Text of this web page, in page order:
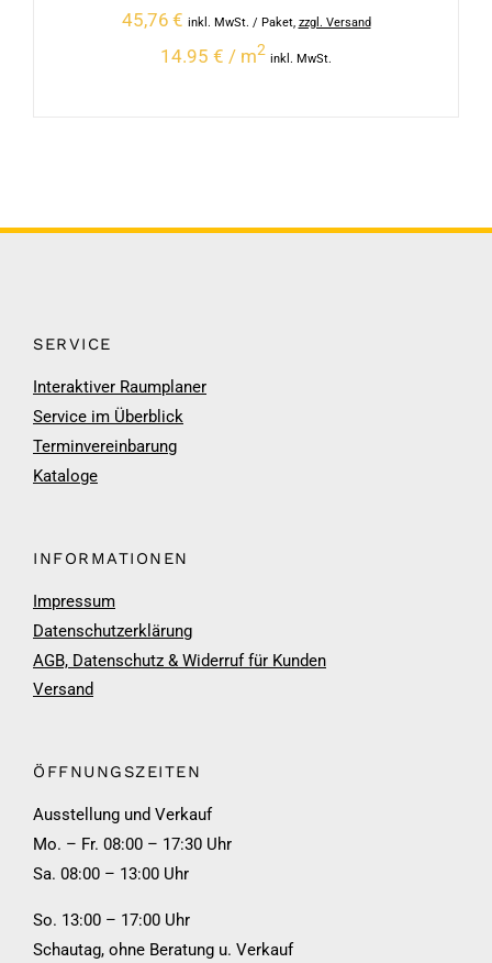
45,76 € inkl. MwSt. / Paket, zzgl. Versand
14.95 € / m2
inkl. MwSt.
SERVICE
Interaktiver Raumplaner
Service im Überblick
Terminvereinbarung
Kataloge
INFORMATIONEN
Impressum
Datenschutzerklärung
AGB, Datenschutz & Widerruf für Kunden
Versand
ÖFFNUNGSZEITEN
Ausstellung und Verkauf
Mo. – Fr. 08:00 – 17:30 Uhr
Sa. 08:00 – 13:00 Uhr
So. 13:00 – 17:00 Uhr
Schautag, ohne Beratung u. Verkauf